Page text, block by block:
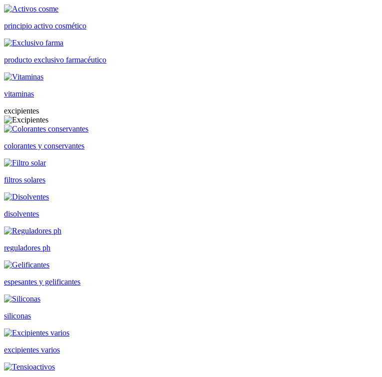
principio activo cosmético
producto exclusivo farmacéutico
vitaminas
excipientes
colorantes y conservantes
filtros solares
disolventes
reguladores ph
espesantes y gelificantes
siliconas
excipientes varios